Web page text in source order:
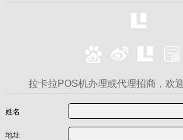
拉卡拉POS机办理或代理招商，欢
姓名
地址